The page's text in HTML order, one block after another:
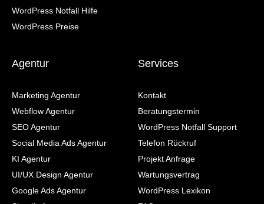
WordPress Notfall Hilfe
WordPress Preise
Agentur
Marketing Agentur
Webflow Agentur
SEO Agentur
Social Media Ads Agentur
KI Agentur
UI/UX Design Agentur
Google Ads Agentur
Services
Kontakt
Beratungstermin
WordPress Notfall Support
Telefon Rückruf
Projekt Anfrage
Wartungsvertrag
WordPress Lexikon